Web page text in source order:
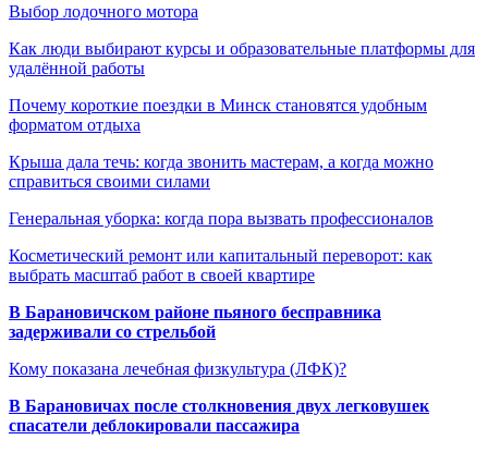
Выбор лодочного мотора
Как люди выбирают курсы и образовательные платформы для
удалённой работы
Почему короткие поездки в Минск становятся удобным
форматом отдыха
Крыша дала течь: когда звонить мастерам, а когда можно
справиться своими силами
Генеральная уборка: когда пора вызвать профессионалов
Косметический ремонт или капитальный переворот: как
выбрать масштаб работ в своей квартире
В Барановичском районе пьяного бесправника
задерживали со стрельбой
Кому показана лечебная физкультура (ЛФК)?
В Барановичах после столкновения двух легковушек
спасатели деблокировали пассажира